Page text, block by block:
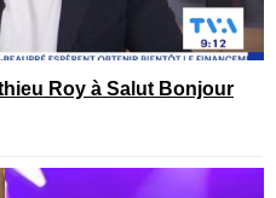
Roy à Salut Bonjour